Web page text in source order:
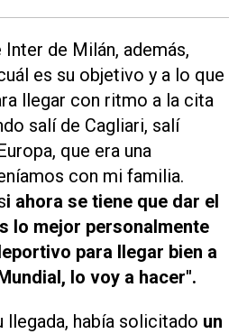
de Milán, además,
es su objetivo y a lo que
llegar con ritmo a la cita
salí de Cagliari, salí
que era una
con mi familia.
i ahora se tiene que dar el
lo mejor personalmente
para llegar bien a
lo voy a hacer".
llegada, había solicitado un